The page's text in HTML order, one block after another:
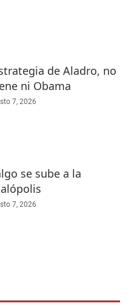
de Aladro, no
ni Obama
7, 2026
se sube a la
7, 2026